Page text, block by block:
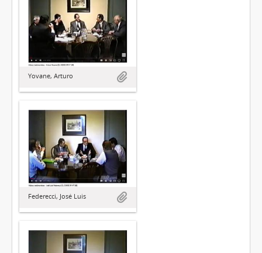
Yovane, Arturo
Federecci, José Luis